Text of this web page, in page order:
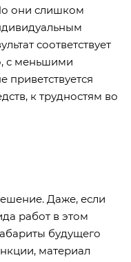
они слишком
соответствует
с меньшими
приветствуется
к трудностям во
Даже, если
работ в этом
будущего
материал